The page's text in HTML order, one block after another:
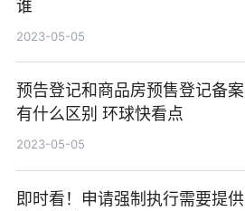
谁
2023-05-05
预告登记和商品房预售登记备案
有什么区别 环球快看点
2023-05-05
即时看！申请强制执行需要提供